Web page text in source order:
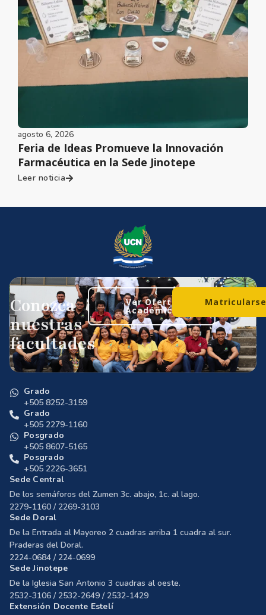
agosto 6, 2026
Feria de Ideas Promueve la Innovación
Farmacéutica en la Sede Jinotepe
Leer noticia
Conozca
nuestras
facultades
Ver Oferta
Académica
Grado
+505 8252-3159
Grado
+505 2279-1160
Posgrado
+505 8607-5165
Posgrado
+505 2226-3651
Sede Central
De los semáforos del Zumen 3c. abajo, 1c. al lago.
2279-1160 / 2269-3103
Sede Doral
De la Entrada al Mayoreo 2 cuadras arriba 1 cuadra al sur.
Praderas del Doral.
2224-0684 / 224-0699
Sede Jinotepe
De la Iglesia San Antonio 3 cuadras al oeste.
2532-3106 / 2532-2649 / 2532-1429
Extensión Docente Estelí